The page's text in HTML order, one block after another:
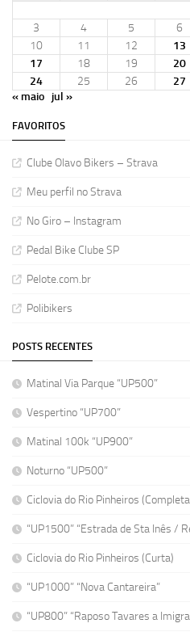
3
4 5 6
10
11 12 13
17
18 19 20
24
25 26 27
« maio jul »
FAVORITOS
Clube Olavo Bikers – Strava
Meu perfil no Strava
No Giro – Instagram
Pedal Bike Clube SP
Pelote.com.br
Polibikers
POSTS RECENTES
Matinal Via Parque “UP500”
Vespertino “UP700”
Matinal 100k “UP900”
Noturno “UP500”
Ciclovia do Rio Pinheiros
“UP1500” “Estrada de Sta Inês /
Ciclovia do Rio Pinheiros (Curta)
“UP1000” “Nova Cantareira”
“UP800” “Raposo Tavares a